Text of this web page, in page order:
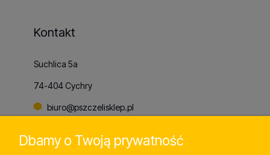
Kontakt
Suchlica 5a
74-404 Cychry
biuro@pszczelisklep.pl
Dbamy o Twoją prywatność